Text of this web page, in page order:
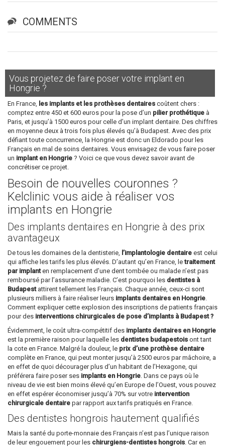
COMMENTS
Vous projetez de faire poser votre implant en
Hongrie ?
En France, les implants et les prothèses dentaires coûtent chers :
comptez entre 450 et 600 euros pour la pose d’un pilier prothétique à
Paris, et jusqu’à 1500 euros pour celle d’un implant dentaire. Des chiffres
en moyenne deux à trois fois plus élevés qu’à Budapest. Avec des prix
défiant toute concurrence, la Hongrie est donc un Eldorado pour les
Français en mal de soins dentaires. Vous envisagez de vous faire poser
un implant en Hongrie ? Voici ce que vous devez savoir avant de
concrétiser ce projet.
Besoin de nouvelles couronnes ?
Kelclinic vous aide à réaliser vos
implants en Hongrie
Des implants dentaires en Hongrie à des prix
avantageux
De tous les domaines de la dentisterie, l’implantologie dentaire est celui
qui affiche les tarifs les plus élevés. D’autant qu’en France, letraitement
par implanten remplacement d’une dent tombée ou malade n’est pas
remboursé par l’assurance maladie. C’est pourquoi les dentistes à
Budapestattirent tellement les Français. Chaque année, ceux-ci sont
plusieurs milliers à faire réaliser leurs implants dentaires en Hongrie.
Comment expliquer cette explosion des inscriptions de patients français
pour des interventions chirurgicales de pose d’implants à Budapest ?
Évidemment, le coût ultra-compétitif des implants dentaires en Hongrie
est la première raison pour laquelle les dentistes budapestois ont tant
la cote en France. Malgré la douleur, le prix d’une prothèse dentaire
complète en France, qui peut monter jusqu’à 2500 euros par mâchoire, a
en effet de quoi décourager plus d’un habitant de l’Hexagone, qui
préférera faire poser ses implants en Hongrie. Dans ce pays où le
niveau de vie est bien moins élevé qu’en Europe de l’Ouest, vous pouvez
en effet espérer économiser jusqu’à 70% sur votre intervention
chirurgicale dentaire par rapport aux tarifs pratiqués en France.
Des dentistes hongrois hautement qualifiés
Mais la santé du porte-monnaie des Français n’est pas l’unique raison
de leur engouement pour les chirurgiens-dentistes hongrois. Car en